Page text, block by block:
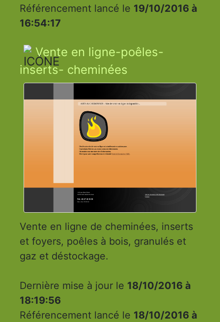
Référencement lancé le 19/10/2016 à
16:54:17
Vente en ligne-poêles-
inserts- cheminées
Vente en ligne de cheminées, inserts
et foyers, poêles à bois, granulés et
gaz et déstockage.
Dernière mise à jour le 18/10/2016 à
18:19:56
Référencement lancé le 18/10/2016 à